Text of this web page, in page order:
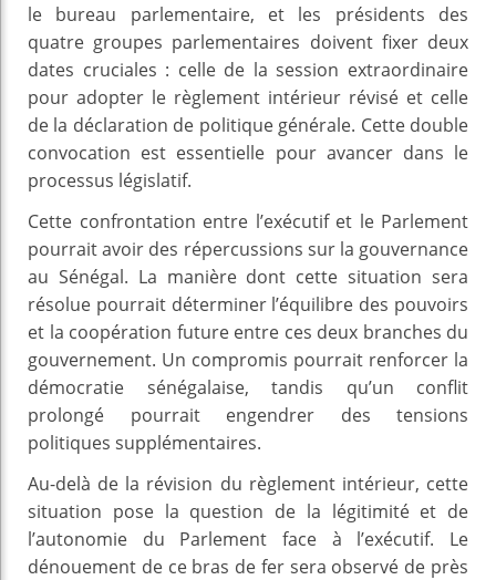
le bureau parlementaire, et les présidents des
quatre groupes parlementaires doivent fixer deux
dates cruciales : celle de la session extraordinaire
pour adopter le règlement intérieur révisé et celle
de la déclaration de politique générale. Cette double
convocation est essentielle pour avancer dans le
processus législatif.
Cette confrontation entre l’exécutif et le Parlement
pourrait avoir des répercussions sur la gouvernance
au Sénégal. La manière dont cette situation sera
résolue pourrait déterminer l’équilibre des pouvoirs
et la coopération future entre ces deux branches du
gouvernement. Un compromis pourrait renforcer la
démocratie sénégalaise, tandis qu’un conflit
prolongé pourrait engendrer des tensions
politiques supplémentaires.
Au-delà de la révision du règlement intérieur, cette
situation pose la question de la légitimité et de
l’autonomie du Parlement face à l’exécutif. Le
dénouement de ce bras de fer sera observé de près